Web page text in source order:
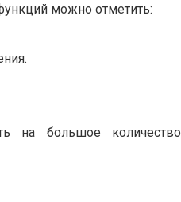
можно отметить:
на большое количество